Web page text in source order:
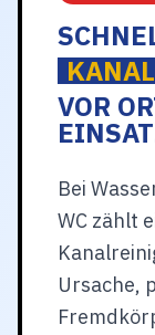
VOR
Bei
WC zählt
Ursache,